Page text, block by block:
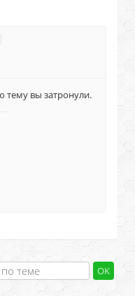
тему вы затронули.